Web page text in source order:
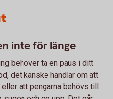
inte för länge
behöver ta en paus i ditt
det kanske handlar om att
att pengarna behövs till